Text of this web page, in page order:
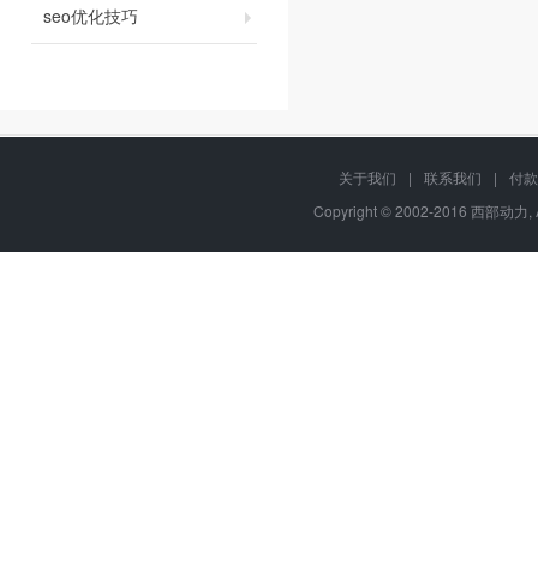
seo优化技巧
关于我们 | 联系我们 |
付
Copyright © 2002-2016 西部动